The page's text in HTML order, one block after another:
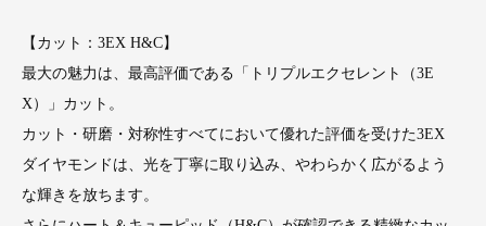
【カット：3EX H&C】
最大の魅力は、最高評価である「トリプルエクセレント（3E
X）」カット。
カット・研磨・対称性すべてにおいて優れた評価を受けた3EX
ダイヤモンドは、光を丁寧に取り込み、やわらかく広がるよう
な輝きを放ちます。